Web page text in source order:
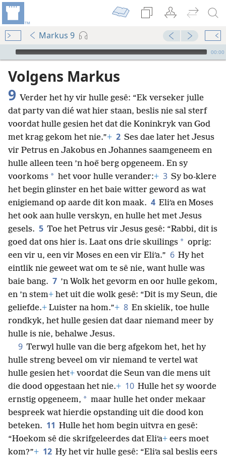
Markus 9
Audio Player
00:00
Volgens Markus
9 Verder het hy vir hulle gesê: “Ek verseker julle
dat party van dié wat hier staan, beslis nie sal sterf
voordat hulle gesien het dat die Koninkryk van God
met krag gekom het nie.”+ 2 Ses dae later het Jesus
vir Petrus en Jakobus en Johannes saamgeneem en
hulle alleen teen ’n hoë berg opgeneem. En sy
voorkoms * het voor hulle verander:+ 3 Sy bo-klere
het begin glinster en het baie witter geword as wat
enigiemand op aarde dit kon maak. 4 Eliʹa en Moses
het ook aan hulle verskyn, en hulle het met Jesus
gesels. 5 Toe het Petrus vir Jesus gesê: “Rabbi, dit is
goed dat ons hier is. Laat ons drie skuilings * oprig:
een vir u, een vir Moses en een vir Eliʹa.” 6 Hy het
eintlik nie geweet wat om te sê nie, want hulle was
baie bang. 7 ’n Wolk het gevorm en oor hulle gekom,
en ’n stem+ het uit die wolk gesê: “Dit is my Seun, die
geliefde.+ Luister na hom.”+ 8 En skielik, toe hulle
rondkyk, het hulle gesien dat daar niemand meer by
hulle is nie, behalwe Jesus.
9 Terwyl hulle van die berg afgekom het, het hy
hulle streng beveel om vir niemand te vertel wat
hulle gesien het+ voordat die Seun van die mens uit
die dood opgestaan het nie.+ 10 Hulle het sy woorde
ernstig opgeneem, * maar hulle het onder mekaar
bespreek wat hierdie opstanding uit die dood kon
beteken. 11 Hulle het hom begin uitvra en gesê:
“Hoekom sê die skrifgeleerdes dat Eliʹa+ eers moet
kom?”+ 12 Hy het vir hulle gesê: “Eliʹa sal beslis eers